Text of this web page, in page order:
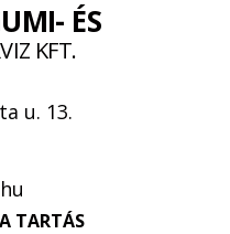
ÉS
KFT.
u. 13.
TARTÁS